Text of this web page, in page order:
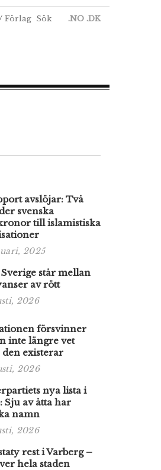
Förlag Sök .NO .DK
avslöjar: Två
svenska
till islamistiska
2025
står mellan
av rött
2026
försvinner
inte längre vet
existerar
2026
nya lista i
Sju av åtta har
namn
2026
rest i Varberg –
hela staden